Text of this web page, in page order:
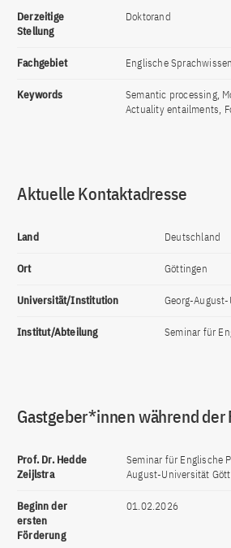
Derzeitige
Stellung
Doktorand
Fachgebiet Englische
Keywords
Semantic processing,
Actuality entailments,
Aktuelle Kontaktadresse
Land Deutschland
Ort Göttingen
Universität/Institution Georg-
Institut/Abteilung Seminar für
Gastgeber*innen während der
Prof. Dr. Hedde
Zeijlstra
Seminar für Englische
August-Universität
Beginn der
ersten
Förderung
01.02.2026